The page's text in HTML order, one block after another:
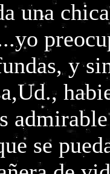
una
y
se